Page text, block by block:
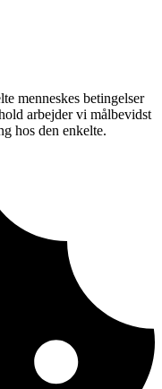
menneskes betingelser
arbejder vi målbevidst
hos den enkelte.